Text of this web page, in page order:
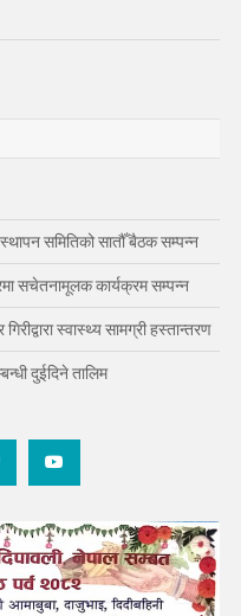
समितिको सातौँ बैठक सम्पन्न
सचेतनामूलक कार्यक्रम सम्पन्न
स्वास्थ्य सामग्री हस्तान्तरण
दुईदिने तालिम